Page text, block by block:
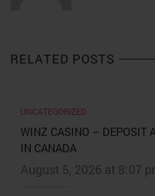
RELATED POSTS
UNCATEGORIZED
WINZ CASINO – DEPOSIT
IN CANADA
August 5, 2026 at 8:07